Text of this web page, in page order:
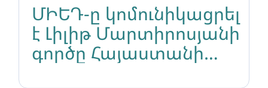
ՄԻԵԴ-ը կոմունիկացրել
է Լիլիթ Մարտիրոսյանի
գործը Հայաստանի